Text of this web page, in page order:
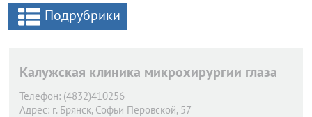
Подрубрики
Калужская клиника микрохирургии глаза
Телефон: (4832)410256
Адрес: г. Брянск, Софьи Перовской, 57